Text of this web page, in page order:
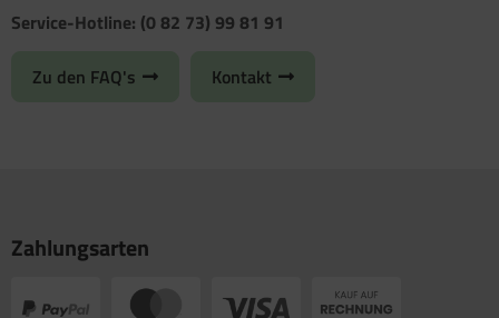
Service-Hotline: (0 82 73) 99 81 91
Zu den FAQ's Kontakt
Zahlungsarten